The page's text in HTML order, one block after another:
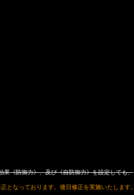
《防御力》、及び《自防御力》を設定しても、
となっております。後日修正を実施いたします。